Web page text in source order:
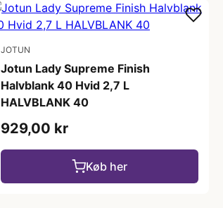
JOTUN
Jotun Lady Supreme Finish
Halvblank 40 Hvid 2,7 L
HALVBLANK 40
929,00 kr
Køb her